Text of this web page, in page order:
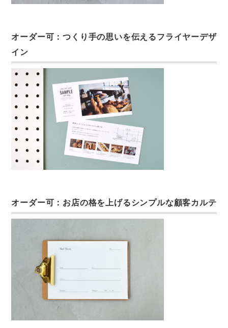
オーダー可：つくり手の思いを伝えるフライヤーデザ
イン
オーダー可：お店の格を上げるシンプルな顧客カルテ